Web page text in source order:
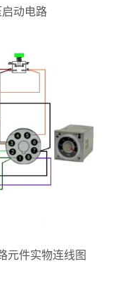
动电路
件实物连线图